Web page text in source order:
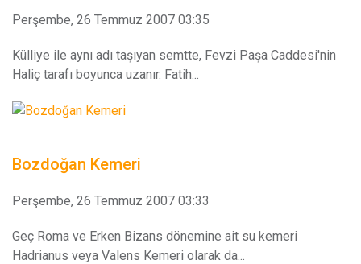
Perşembe, 26 Temmuz 2007 03:35
Külliye ile aynı adı taşıyan semtte, Fevzi Paşa Caddesi'nin
Haliç tarafı boyunca uzanır. Fatih...
Bozdoğan Kemeri
Perşembe, 26 Temmuz 2007 03:33
Geç Roma ve Erken Bizans dönemine ait su kemeri
Hadrianus veya Valens Kemeri olarak da...